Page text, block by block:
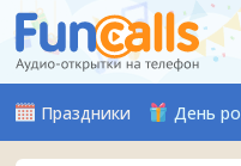
Праздники День